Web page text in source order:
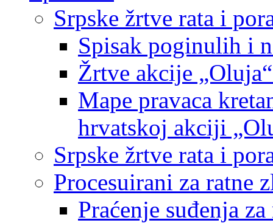
Srpske žrtve rata i
Spisak poginulih i
Žrtve akcije
Mape pravaca
hrvatskoj akciji
Srpske žrtve rata i
Procesuirani za ratne
Praćenje suđenja